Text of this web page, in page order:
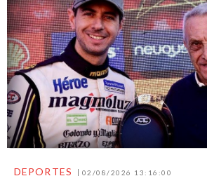
DEPORTES 02/08/2026 13:16:00